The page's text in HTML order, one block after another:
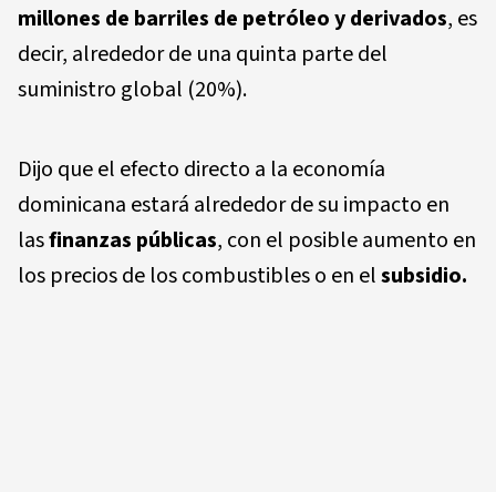
millones de barriles de petróleo y derivados, es
decir, alrededor de una quinta parte del
suministro global (20%).
Dijo que el efecto directo a la economía
dominicana estará alrededor de su impacto en
lasfinanzas públicas, con el posible aumento en
los precios de los combustibles o en elsubsidio.